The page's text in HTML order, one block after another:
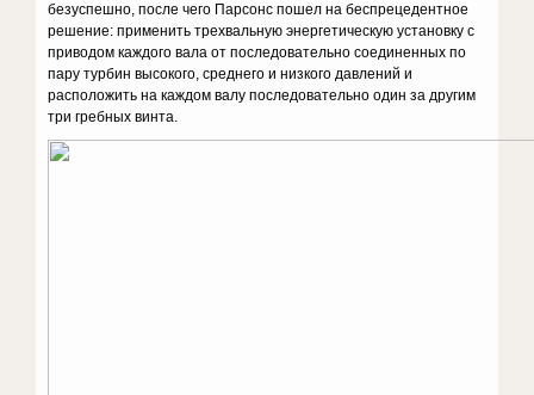
безуспешно, после чего Парсонс пошел на беспрецедентное
решение: применить трехвальную энергетическую установку с
приводом каждого вала от последовательно соединенных по
пару турбин высокого, среднего и низкого давлений и
расположить на каждом валу последовательно один за другим
три гребных винта.